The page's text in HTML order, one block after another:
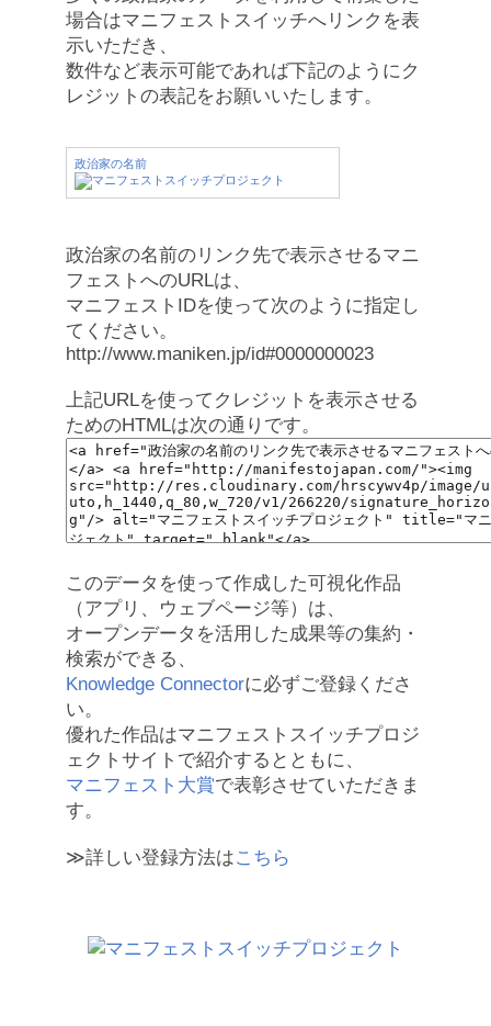
場合はマニフェストスイッチへリンクを表
示いただき、
数件など表示可能であれば下記のようにク
レジットの表記をお願いいたします。
政治家の名前
政治家の名前のリンク先で表示させるマニ
フェストへのURLは、
マニフェストIDを使って次のように指定し
てください。
http://www.maniken.jp/id#0000000023
上記URLを使ってクレジットを表示させる
ためのHTMLは次の通りです。
このデータを使って作成した可視化作品
（アプリ、ウェブページ等）は、
オープンデータを活用した成果等の集約・
検索ができる、
Knowledge Connectorに必ずご登録くださ
い。
優れた作品はマニフェストスイッチプロジ
ェクトサイトで紹介するとともに、
マニフェスト大賞で表彰させていただきま
す。
≫詳しい登録方法はこちら